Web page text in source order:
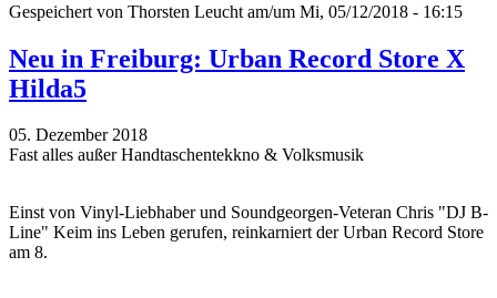
Gespeichert von Thorsten Leucht am/um Mi, 05/12/2018 - 16:15
Neu in Freiburg: Urban Record Store X
Hilda5
05. Dezember 2018
Fast alles außer Handtaschentekkno & Volksmusik
Einst von Vinyl-Liebhaber und Soundgeorgen-Veteran Chris "DJ B-
Line" Keim ins Leben gerufen, reinkarniert der Urban Record Store
am 8.